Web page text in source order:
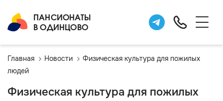
ПАНСИОНАТЫ
В ОДИНЦОВО
Главная Новости
Физическая культура для пожилых
людей
Физическая культура для пожилых